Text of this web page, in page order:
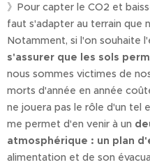
》Pour capter le CO2 et
faut s'adapter au terrain que
Notamment, si l'on souhaite
s'assurer que les sols
nous sommes victimes de
morts d'année en année
ne jouera pas le rôle d'un tel
me permet d'en venir à un
atmosphérique : un plan
alimentation et de son